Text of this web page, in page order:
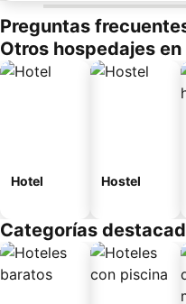
Preguntas
Otros hospedajes en
Hotel Hostel
Categorías